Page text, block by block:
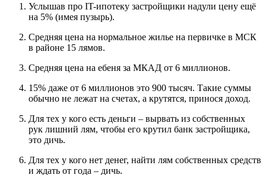
Услышав про IT-ипотеку застройщики надули цену ещё
на 5% (имея пузырь).
Средняя цена на нормальное жилье на первичке в МСК
в районе 15 лямов.
Средняя цена на ебеня за МКАД от 6 миллионов.
15% даже от 6 миллионов это 900 тысяч. Такие суммы
обычно не лежат на счетах, а крутятся, принося доход.
Для тех у кого есть деньги – вырвать из собственных
рук лишний лям, чтобы его крутил банк застройщика,
это дичь.
Для тех у кого нет денег, найти лям собственных средств
и ждать от года – дичь.